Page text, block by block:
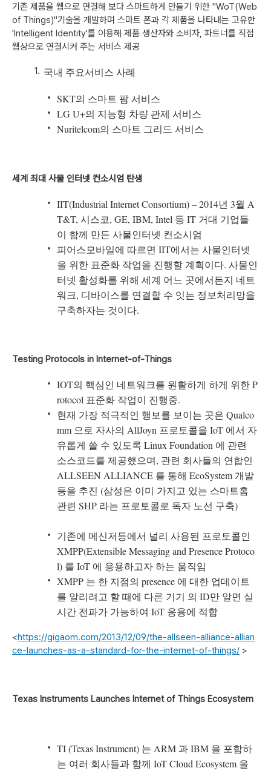
기존 제품을 웹으로 연결해 보다 스마트하게 만들기 위한 "WoT(Web
of Things)"기술을 개발하며 스마트 폰과 각 제품을 나타내는 고유한
'Intelligent Identity'를 이용해 제품 생산자와 소비자, 파트너를 직접
웹상으로 연결시켜 주는 서비스 제공
국내 주요서비스 사례
SKT의 스마트 팜 서비스
LG U+의 지능형 차량 관제 서비스
Nuritelcom의 스마트 그리드 서비스
세계 최대 사물 인터넷 컨소시엄 탄생
IIT(Industrial Internet Consortium) – 2014년 3월 A
T&T, 시스코, GE, IBM, Intel 등 IT 거대 기업들
이 함께 만든 사물인터넷 컨소시엄
피어스모바일에 따르면 IIT에서는 사물인터넷
을 위한 표준화 작업을 진행할 계획이다. 사물인
터넷 활성화를 위해 세계 어느 곳에서든지 네트
워크, 디바이스를 연결할 수 잇는 정보처리망을
구축하자는 것이다.
Testing Protocols in Internet-of-Things
IOT의 핵심인 네트워크를 원활하게 하게 위한 P
rotocol 표준화 작업이 진행중.
현재 가장 적극적인 행보를 보이는 곳은 Qualco
mm 으로 자사의 AllJoyn 프로토콜을 IoT 에서 자
유롭게 쓸 수 있도록 Linux Foundation 에 관련
소스코드를 제공했으며, 관련 회사들의 연합인
ALLSEEN ALLIANCE 를 통해 EcoSystem 개발
등을 추진 (삼성은 이미 가지고 있는 스마트홈
관련 SHP 라는 프로토콜로 독자 노선 구축)
기존에 메신저등에서 널리 사용된 프로토콜인
XMPP(Extensible Messaging and Presence Protoco
l) 를 IoT 에 응용하고자 하는 움직임
XMPP 는 한 지점의 presence 에 대한 업데이트
를 알리려고 할 때에 다른 기기 의 ID만 알면 실
시간 전파가 가능하여 IoT 응용에 적합
<https://gigaom.com/2013/12/09/the-allseen-alliance-allian
ce-launches-as-a-standard-for-the-internet-of-things/ >
Texas Instruments Launches Internet of Things Ecosystem
TI (Texas Instrument) 는 ARM 과 IBM 을 포함하
는 여러 회사들과 함께 IoT Cloud Ecosystem 을